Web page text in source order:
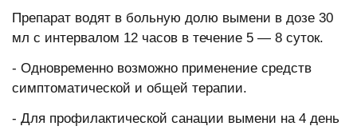
Препарат водят в больную долю вымени в дозе 30
мл с интервалом 12 часов в течение 5 — 8 суток.
- Одновременно возможно применение средств
симптоматической и общей терапии.
- Для профилактической санации вымени на 4 день